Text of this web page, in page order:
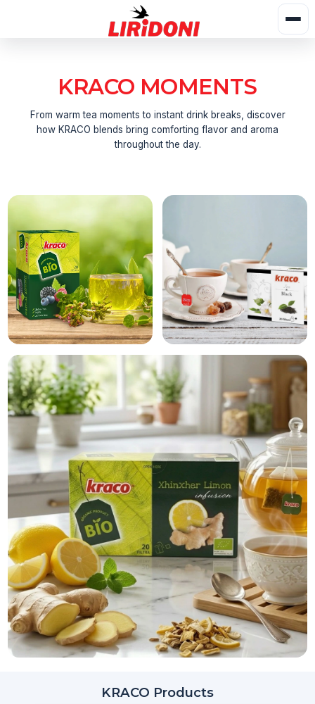
KRACO MOMENTS
From warm tea moments to instant drink breaks, discover
how KRACO blends bring comforting flavor and aroma
throughout the day.
KRACO Products